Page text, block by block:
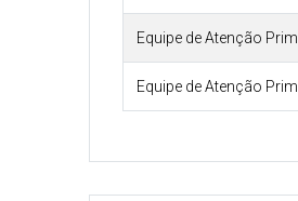
Equipe de Atenção
Equipe de Atenção